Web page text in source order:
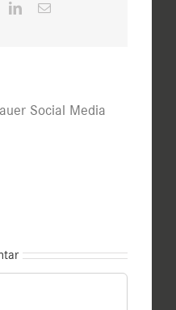
LinkedIn
E-
Social Media